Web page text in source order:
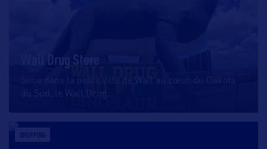
Wall Drug Store
Situé dans la petite ville de Wall au cœur du Dakota
du Sud, le Wall Drug
SHOPPING